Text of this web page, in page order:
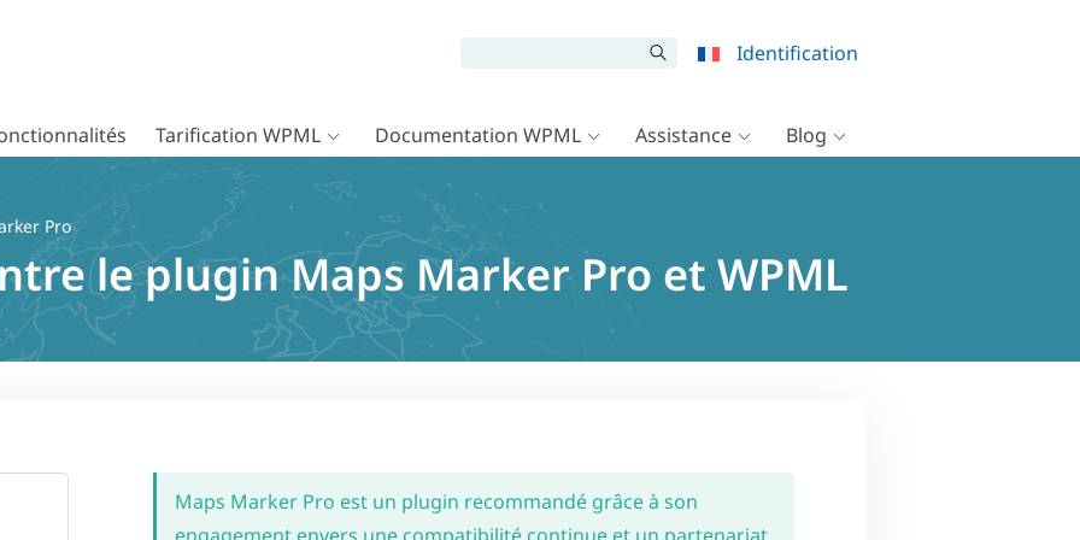
Identification
Tarification WPML Documentation WPML Assistance Blog
Pro
le plugin Maps Marker Pro et WPML
Maps Marker Pro est un plugin recommandé grâce à son